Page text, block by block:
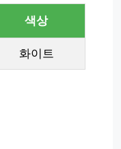
색상
화이트